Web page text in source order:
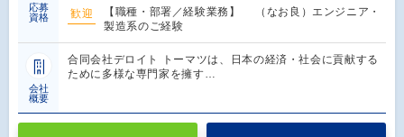
応募
資格
歓迎
【職種・部署／経験業務】 （なお良）エンジニア・
製造系のご経験
会社
概要
合同会社デロイト トーマツは、日本の経済・社会に貢献する
ために多様な専門家を擁す…